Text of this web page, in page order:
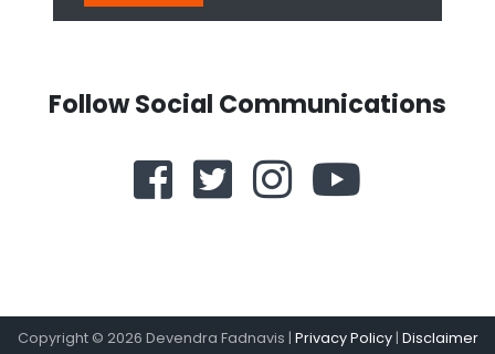
Follow Social Communications
Copyright © 2026 Devendra Fadnavis | Privacy Policy| Disclaimer